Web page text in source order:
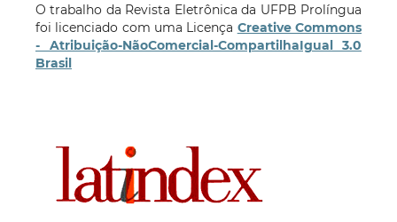
O trabalho da Revista Eletrônica da UFPB Prolíngua
foi licenciado com uma Licença Creative Commons
- Atribuição-NãoComercial-CompartilhaIgual 3.0
Brasil